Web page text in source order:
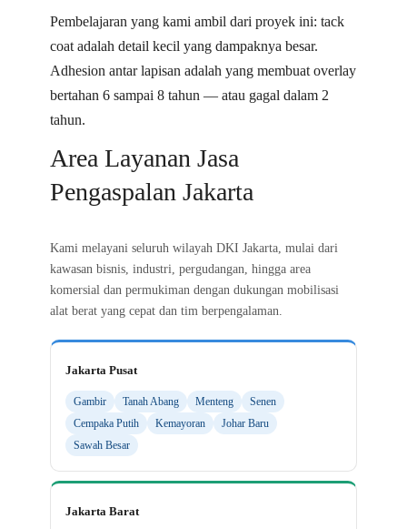
Pembelajaran yang kami ambil dari proyek ini: tack
coat adalah detail kecil yang dampaknya besar.
Adhesion antar lapisan adalah yang membuat overlay
bertahan 6 sampai 8 tahun — atau gagal dalam 2
tahun.
Area Layanan Jasa
Pengaspalan Jakarta
Kami melayani seluruh wilayah DKI Jakarta, mulai dari
kawasan bisnis, industri, pergudangan, hingga area
komersial dan permukiman dengan dukungan mobilisasi
alat berat yang cepat dan tim berpengalaman.
Jakarta Pusat
Gambir Tanah Abang Menteng
Senen
Cempaka Putih
Kemayoran
Johar Baru
Sawah Besar
Jakarta Barat